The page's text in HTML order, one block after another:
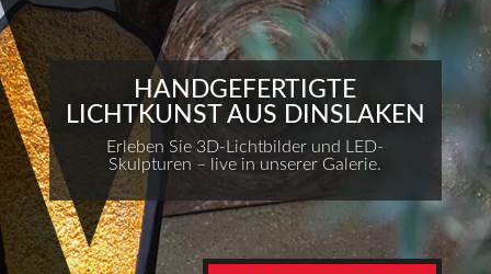
HANDGEFERTIGTE
LICHTKUNST AUS DINSLAKEN
Erleben Sie 3D-Lichtbilder und LED-
Skulpturen – live in unserer Galerie.